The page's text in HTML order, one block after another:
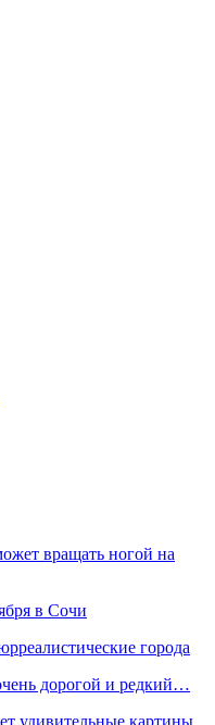
вращать ногой на
в Сочи
города
дорогой и редкий…
удивительные картины